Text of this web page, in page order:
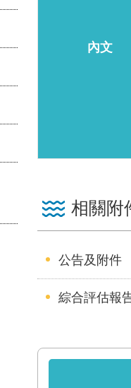
內文
相關附
公告及附件
綜合評估報